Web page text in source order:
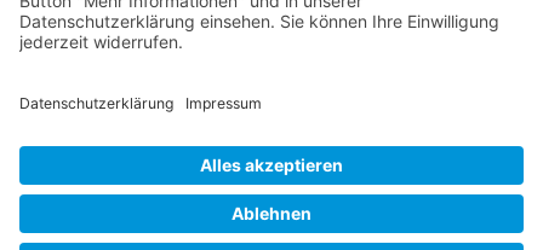
×
Fehler
7&list%5Bstart-date%5D=2026-07-
27T00%3A00%3A00Z&list%5Bend-date%5D=2026-09-
3127 28 29 30 31 1
2
3310 11 12
26 27 28
3